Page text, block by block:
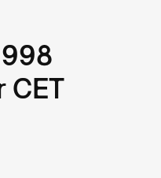
CET